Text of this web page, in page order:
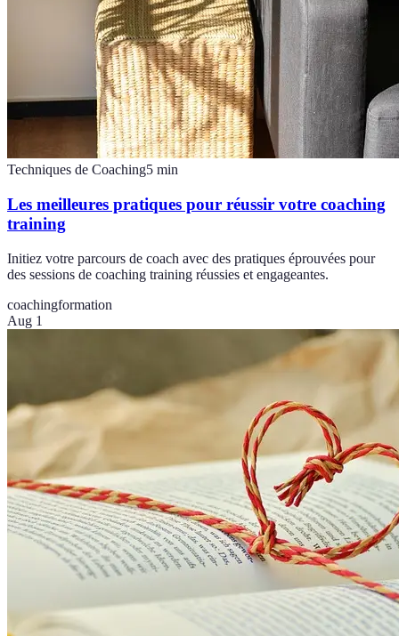
Techniques de Coaching5 min
Les meilleures pratiques pour réussir votre coaching
training
Initiez votre parcours de coach avec des pratiques éprouvées pour
des sessions de coaching training réussies et engageantes.
coachingformation
Aug 1